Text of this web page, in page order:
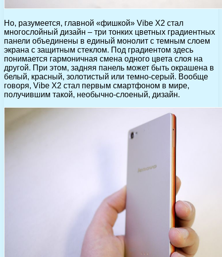
Но, разумеется, главной «фишкой» Vibe X2 стал
многослойный дизайн – три тонких цветных градиентных
панели объединены в единый монолит с темным слоем
экрана с защитным стеклом. Под градиентом здесь
понимается гармоничная смена одного цвета слоя на
другой. При этом, задняя панель может быть окрашена в
белый, красный, золотистый или темно-серый. Вообще
говоря, Vibe X2 стал первым смартфоном в мире,
получившим такой, необычно-слоеный, дизайн.